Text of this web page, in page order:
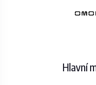
Hlavní